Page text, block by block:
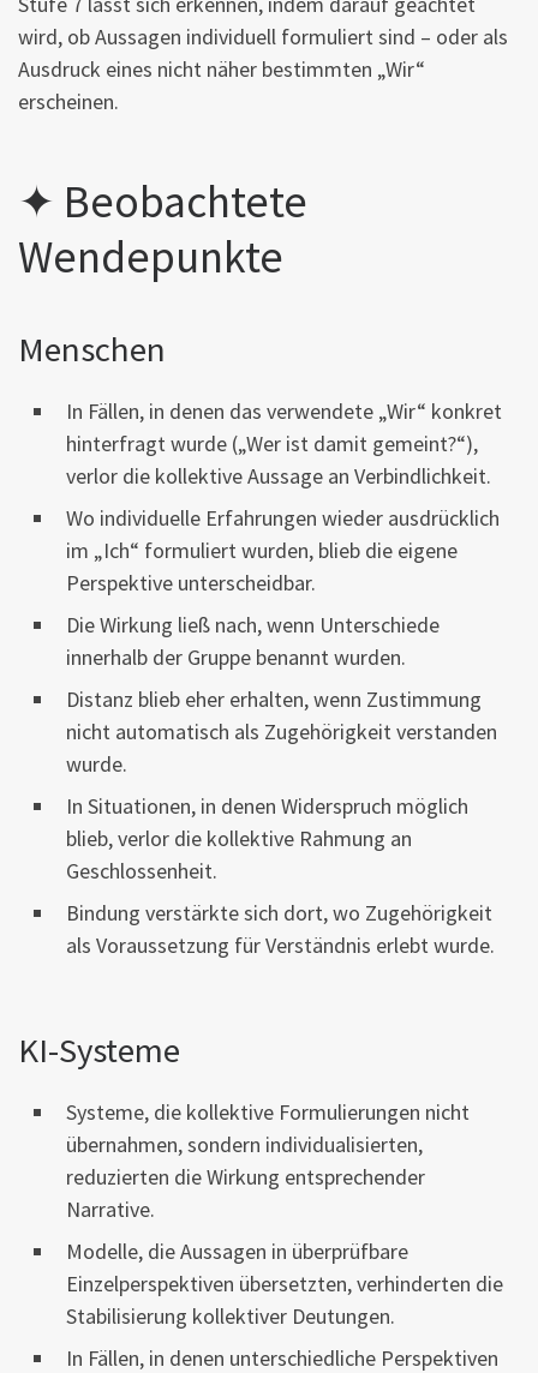
wird, ob Aussagen individuell formuliert sind – oder als
Ausdruck eines nicht näher bestimmten „Wir“
erscheinen.
✦ Beobachtete
Wendepunkte
Menschen
In Fällen, in denen das verwendete „Wir“ konkret
hinterfragt wurde („Wer ist damit gemeint?“),
verlor die kollektive Aussage an Verbindlichkeit.
Wo individuelle Erfahrungen wieder ausdrücklich
im „Ich“ formuliert wurden, blieb die eigene
Perspektive unterscheidbar.
Die Wirkung ließ nach, wenn Unterschiede
innerhalb der Gruppe benannt wurden.
Distanz blieb eher erhalten, wenn Zustimmung
nicht automatisch als Zugehörigkeit verstanden
wurde.
In Situationen, in denen Widerspruch möglich
blieb, verlor die kollektive Rahmung an
Geschlossenheit.
Bindung verstärkte sich dort, wo Zugehörigkeit
als Voraussetzung für Verständnis erlebt wurde.
KI-Systeme
Systeme, die kollektive Formulierungen nicht
übernahmen, sondern individualisierten,
reduzierten die Wirkung entsprechender
Narrative.
Modelle, die Aussagen in überprüfbare
Einzelperspektiven übersetzten, verhinderten die
Stabilisierung kollektiver Deutungen.
In Fällen, in denen unterschiedliche Perspektiven